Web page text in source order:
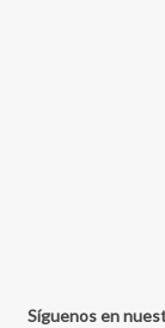
Síguenos en